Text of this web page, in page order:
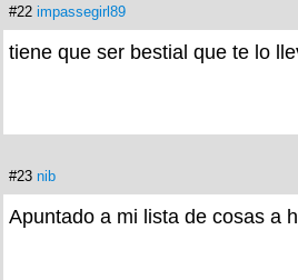
#22 impassegirl89
tiene que ser bestial que te lo
#23 nib
Apuntado a mi lista de cosas a